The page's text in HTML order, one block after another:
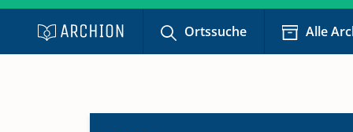
Ortssuche Alle
Taufen 1801-1812
Taufen 1813-1819